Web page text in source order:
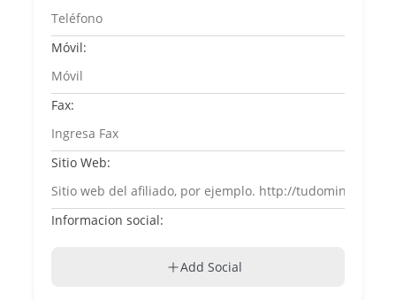
Móvil:
Fax:
Sitio Web:
Informacion social:
Add Social